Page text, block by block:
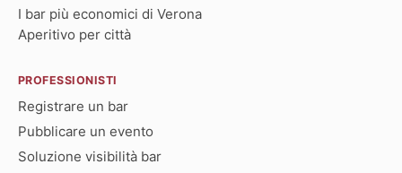
I bar più economici di Verona
Aperitivo per città
PROFESSIONISTI
Registrare un bar
Pubblicare un evento
Soluzione visibilità bar